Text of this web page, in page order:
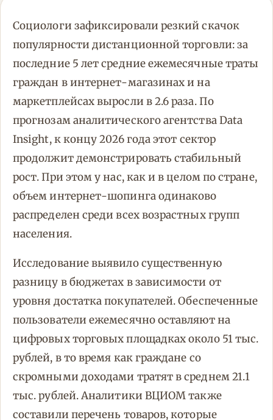
Социологи зафиксировали резкий скачок
популярности дистанционной торговли: за
последние 5 лет средние ежемесячные траты
граждан в интернет-магазинах и на
маркетплейсах выросли в 2.6 раза. По
прогнозам аналитического агентства Data
Insight, к концу 2026 года этот сектор
продолжит демонстрировать стабильный
рост. При этом у нас, как и в целом по стране,
объем интернет-шопинга одинаково
распределен среди всех возрастных групп
населения.
Исследование выявило существенную
разницу в бюджетах в зависимости от
уровня достатка покупателей. Обеспеченные
пользователи ежемесячно оставляют на
цифровых торговых площадках около 51 тыс.
рублей, в то время как граждане со
скромными доходами тратят в среднем 21.1
тыс. рублей. Аналитики ВЦИОМ также
составили перечень товаров, которые